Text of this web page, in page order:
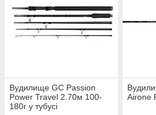
Вудилище GC Passion
Power Travel 2.70м 100-
180г у тубусі
Airone